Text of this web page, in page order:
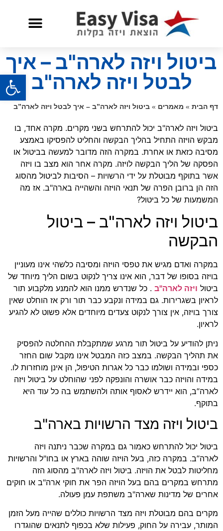
ביטול ויזה לארה"ב – איך
לבטל ויזה לארה"ב
דף הבית » מאמרים » ביטול ויזה לארה”ב – איך לבטל ויזה לארה”ב
ביטול ויזה לארה"ב יכול להתרחש בשני מקרים. מקרה אחד, בו
מבקש הויזה התחיל בהליך הבקשה והחליט להפסיקו באמצע
מסיבה כזאת או אחרת. במקרה הזה מדובר למעשה בביטול או
הפסקה של הליך הבקשה לויזה. מקרה אחר הוא מצב בו ויזה
אשר בתוקף מבוטלת על ידי הרשויות – הסיבות לביטול מהסוג
הזה הן ברובן הפרה של תנאי הויזה והשהייה בארה"ב. אז מה
המשמעות של כל ביטול?
ביטול ויזה לארה"ב – ביטול
הבקשה
במקרה ואדם מגיש את טפסי הויזה ומסיבה כלשהי אינו מעוניין
בויזה בסופו של דבר, הוא אינו צריך לנקוט בשום הליך מיוחד של
ביטול ויזה לארה"ב . כל שנדרש ממנו הוא להמנע מלקבוע תור
לראיון בשגרירות. גם במידה ונקבע כבר תור ורק אז הוחלט שאין
צורך בויזה, אין צורך לנקוט צעדים מיוחדים אלא פשוט לא להגיע
לראיון.
ניתן להודיע על ביטול תור מרגע שמתקבלת ההחלטה להפסיק
את תהליך הבקשה. במצב כזה המבטל אינו מקבל שום החזר
כספי ובמידה ושולמו כבר כל אגרות הטיפול, הן אינן מוחזרות לו.
במידה והויזה כבר אושרה והונפקה לפני שהוחלט על ביטול ויזה
לארה”ב, הוא יידרש לאסוף אותה ולהשתמש בה כל עוד היא
בתוקף.
ביטול ויזה מצד הרשויות בארה"ב
ביטול יכול להתרחש כאמור גם במקרה שכבר ניתנה ויזה
לארה”ב. במקרה כזה, בעל הויזה שוהה בארץ או בחו"ל והרשויות
מחליטות לבטל את הויזה. ביטול ויזה לארה"ב מהסוג הזה
מתרחש במקרים בהם בעל הויזה הפר את חוקי ארה"ב או חוקים
אחרים של מדינות שארה"ב משתפת עמן פעולה.
מקרים בהם מבוטלת ויזה מצד הרשויות כוללים שהייה מעל הזמן
המותר, עבירה על החוק, פעילות שלא בכפוף לתנאים שהוגדרו